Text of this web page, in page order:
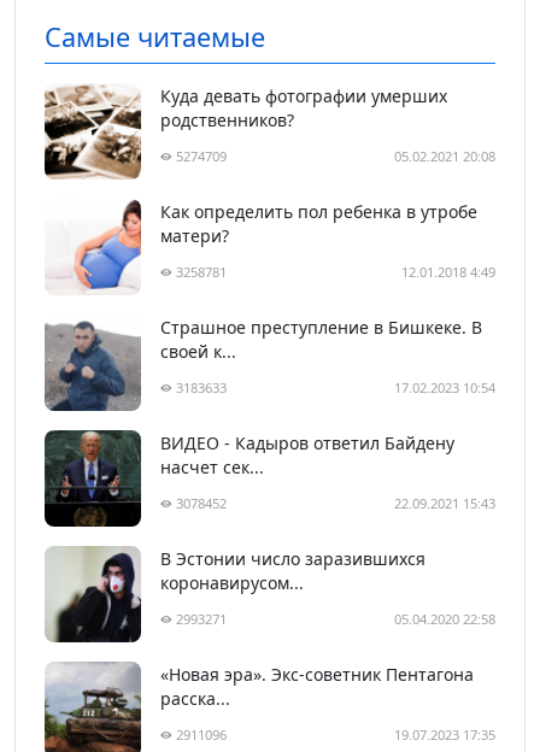
Самые читаемые
Куда девать фотографии умерших
родственников?
5274709 05.02.2021 20:08
Как определить пол ребенка в утробе
матери?
3258781 12.01.2018 4:49
Страшное преступление в Бишкеке. В
своей к...
3183633 17.02.2023 10:54
ВИДЕО - Кадыров ответил Байдену
насчет сек...
3078452 22.09.2021 15:43
В Эстонии число заразившихся
коронавирусом...
2993271 05.04.2020 22:58
«Новая эра». Экс-советник Пентагона
расска...
2911096 19.07.2023 17:35